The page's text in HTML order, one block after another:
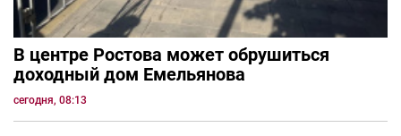
В центре Ростова может обрушиться
доходный дом Емельянова
сегодня, 08:13